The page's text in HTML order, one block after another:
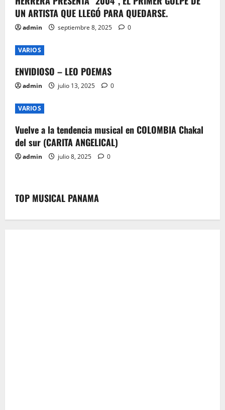
UN ARTISTA QUE LLEGÓ PARA QUEDARSE.
admin septiembre 8, 2025 0
VARIOS
ENVIDIOSO – LEO POEMAS
admin julio 13, 2025 0
VARIOS
Vuelve a la tendencia musical en COLOMBIA Chakal
del sur (CARITA ANGELICAL)
admin julio 8, 2025 0
TOP MUSICAL PANAMA